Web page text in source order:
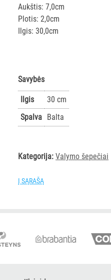
Aukštis: 7,0cm
Plotis: 2,0cm
Ilgis: 30,0cm
Savybės
Ilgis
30 cm
Spalva Balta
Kategorija: Valymo šepečiai
Į SĄRAŠĄ